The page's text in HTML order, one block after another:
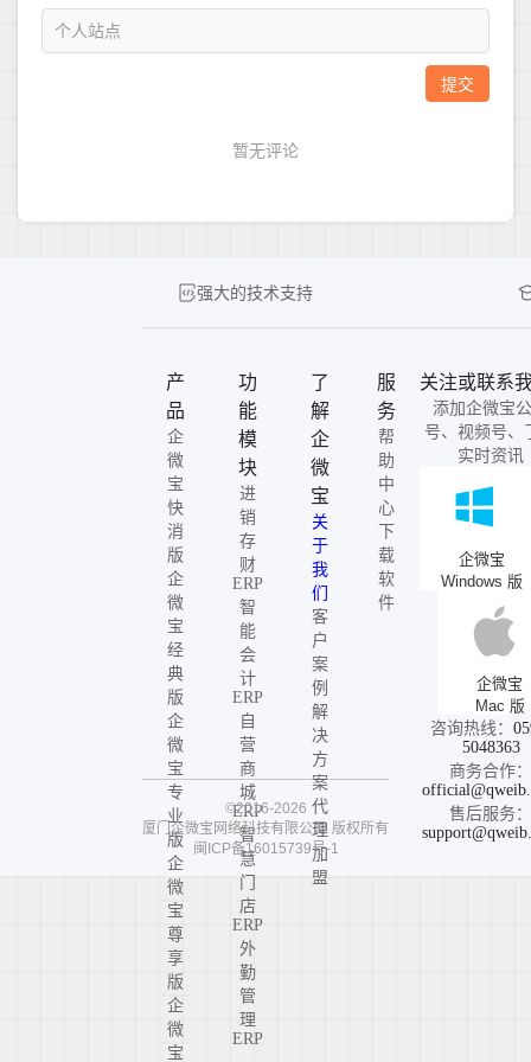
强大的技术支持
产
品
企
微
宝
快
消
版
企
微
宝
经
典
版
企
微
宝
专
业
版
企
微
宝
尊
享
版
企
微
宝
功
能
模
块
进
销
存
财
ERP
智
能
会
计
ERP
自
营
商
城
ERP
智
慧
门
店
ERP
外
勤
管
理
ERP
了
解
企
微
宝
关
于
我
们
客
户
案
例
解
决
方
案
代
理
加
盟
服
务
帮
助
中
心
下
载
软
件
关注或联系
添加企微宝
号、视频号、
实时资讯
企微宝
Windows 版
企微宝
Mac 版
咨询热线：
5048363
商务合作：
售后服务：
©2016-2026
厦门企微宝网络科技有限公司 版权所有
闽ICP备16015739号-1